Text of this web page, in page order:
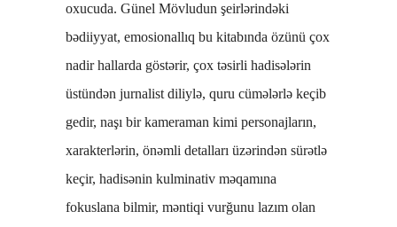
oxucuda. Günel Mövludun şeirlərindəki
bədiiyyat, emosionallıq bu kitabında özünü çox
nadir hallarda göstərir, çox təsirli hadisələrin
üstündən jurnalist diliylə, quru cümələrlə keçib
gedir, naşı bir kameraman kimi personajların,
xarakterlərin, önəmli detalları üzərindən sürətlə
keçir, hadisənin kulminativ məqamına
fokuslana bilmir, məntiqi vurğunu lazım olan